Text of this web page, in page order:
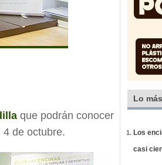
que podrán conocer
de octubre.
Lo
Los
casi